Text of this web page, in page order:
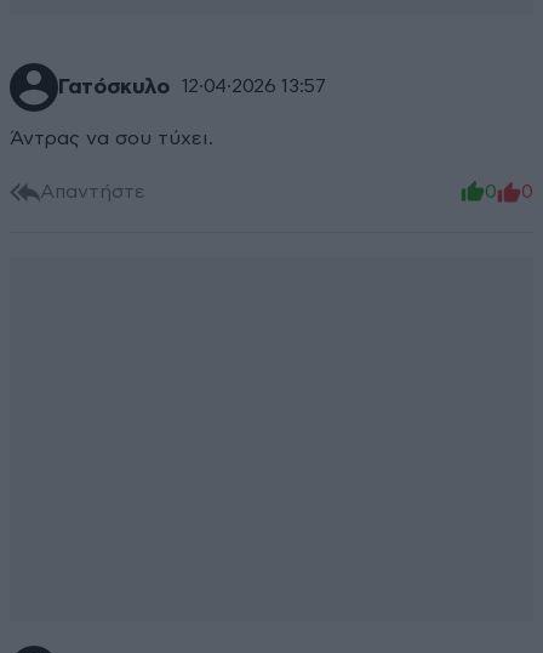
Γατόσκυλο 12·04·2026 13:57
Άντρας να σου τύχει.
Απαντήστε 0 0